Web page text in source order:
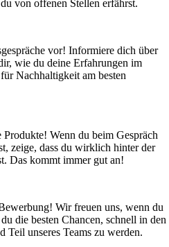
von offenen Stellen erfährst.
vor! Informiere dich über
wie du deine Erfahrungen im
Nachhaltigkeit am besten
Wenn du beim Gespräch
zeige, dass du wirklich hinter der
Das kommt immer gut an!
Wir freuen uns, wenn du
die besten Chancen, schnell in den
Teil unseres Teams zu werden.